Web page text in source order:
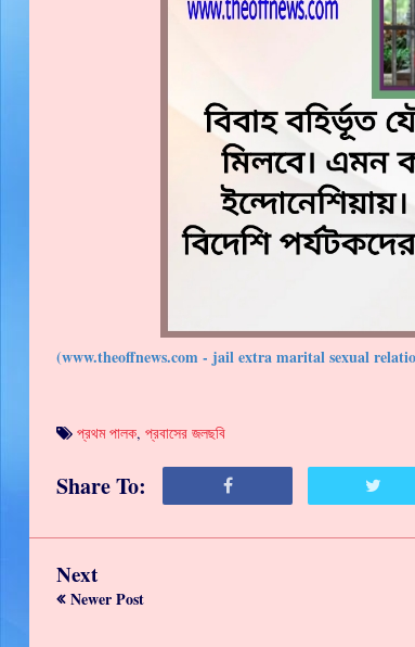
(www.theoffnews.com - jail extra marital sexual
প্রথম পালক, প্রবাসের জলছবি
Share To:
Next
Newer Post